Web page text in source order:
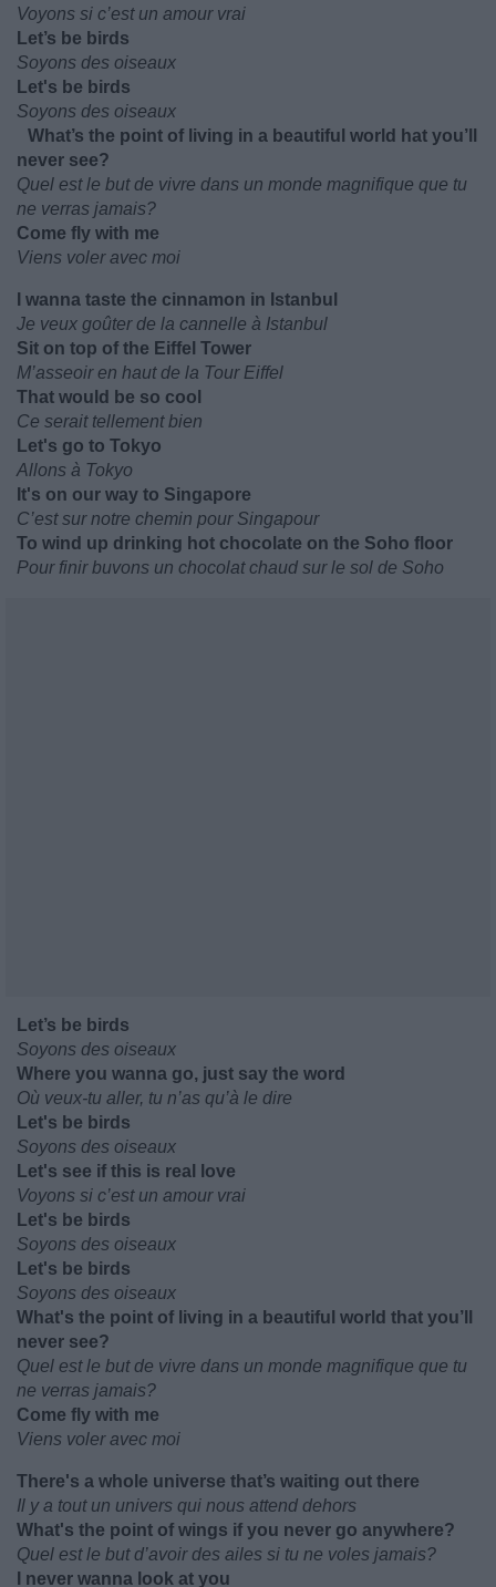
Voyons si c’est un amour vrai
Let’s be birds
Soyons des oiseaux
Let's be birds
Soyons des oiseaux
What’s the point of living in a beautiful world hat you’ll
never see?
Quel est le but de vivre dans un monde magnifique que tu
ne verras jamais?
Come fly with me
Viens voler avec moi
I wanna taste the cinnamon in Istanbul
Je veux goûter de la cannelle à Istanbul
Sit on top of the Eiffel Tower
M’asseoir en haut de la Tour Eiffel
That would be so cool
Ce serait tellement bien
Let's go to Tokyo
Allons à Tokyo
It's on our way to Singapore
C’est sur notre chemin pour Singapour
To wind up drinking hot chocolate on the Soho floor
Pour finir buvons un chocolat chaud sur le sol de Soho
Let’s be birds
Soyons des oiseaux
Where you wanna go, just say the word
Où veux-tu aller, tu n’as qu’à le dire
Let's be birds
Soyons des oiseaux
Let's see if this is real love
Voyons si c’est un amour vrai
Let's be birds
Soyons des oiseaux
Let's be birds
Soyons des oiseaux
What's the point of living in a beautiful world that you’ll
never see?
Quel est le but de vivre dans un monde magnifique que tu
ne verras jamais?
Come fly with me
Viens voler avec moi
There's a whole universe that’s waiting out there
Il y a tout un univers qui nous attend dehors
What's the point of wings if you never go anywhere?
Quel est le but d’avoir des ailes si tu ne voles jamais?
I never wanna look at you